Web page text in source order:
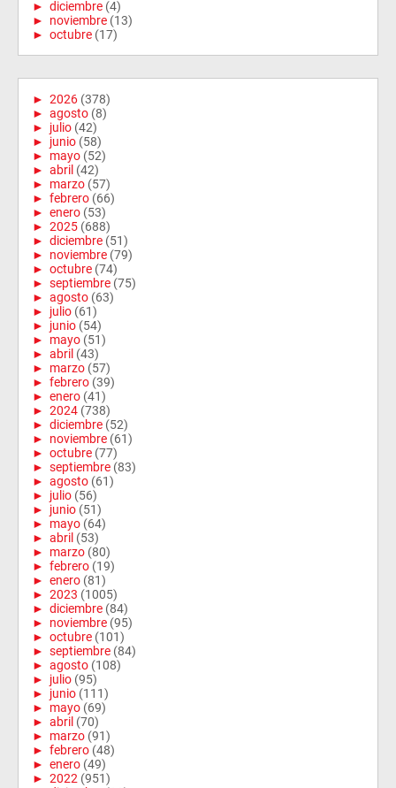
► diciembre (4)
► noviembre (13)
► octubre (17)
► 2026 (378)
► agosto (8)
► julio (42)
► junio (58)
► mayo (52)
► abril (42)
► marzo (57)
► febrero (66)
► enero (53)
► 2025 (688)
► diciembre (51)
► noviembre (79)
► octubre (74)
► septiembre (75)
► agosto (63)
► julio (61)
► junio (54)
► mayo (51)
► abril (43)
► marzo (57)
► febrero (39)
► enero (41)
► 2024 (738)
► diciembre (52)
► noviembre (61)
► octubre (77)
► septiembre (83)
► agosto (61)
► julio (56)
► junio (51)
► mayo (64)
► abril (53)
► marzo (80)
► febrero (19)
► enero (81)
► 2023 (1005)
► diciembre (84)
► noviembre (95)
► octubre (101)
► septiembre (84)
► agosto (108)
► julio (95)
► junio (111)
► mayo (69)
► abril (70)
► marzo (91)
► febrero (48)
► enero (49)
► 2022 (951)